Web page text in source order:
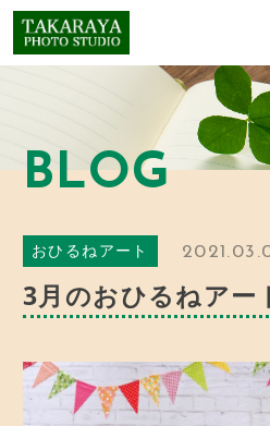
CONCEPT
コンセプト
NEWBORN PHOTO
ニューボーンフォト
MENU & PRICE
メニュー
GALLERY
ギャラリー
BLOG
お知らせ
BLOG
おひるねアート
3月のおひるねアー